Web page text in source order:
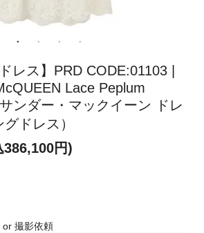
レス】PRD CODE:01103 |
Lace Peplum
ンダー・マックイーン ドレ
ドレス）
円)
or 撮影依頼